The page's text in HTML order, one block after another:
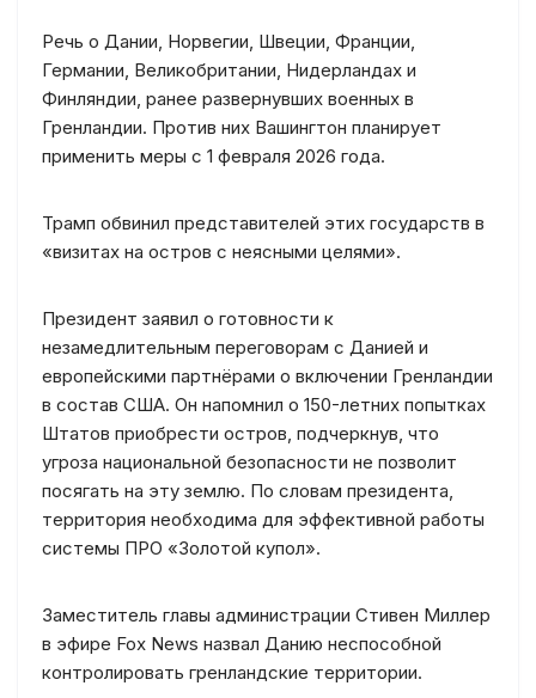
Речь о Дании, Норвегии, Швеции, Франции,
Германии, Великобритании, Нидерландах и
Финляндии, ранее развернувших военных в
Гренландии. Против них Вашингтон планирует
применить меры с 1 февраля 2026 года.
Трамп обвинил представителей этих государств в
«визитах на остров с неясными целями».
Президент заявил о готовности к
незамедлительным переговорам с Данией и
европейскими партнёрами о включении Гренландии
в состав США. Он напомнил о 150-летних попытках
Штатов приобрести остров, подчеркнув, что
угроза национальной безопасности не позволит
посягать на эту землю. По словам президента,
территория необходима для эффективной работы
системы ПРО «Золотой купол».
Заместитель главы администрации Стивен Миллер
в эфире Fox News назвал Данию неспособной
контролировать гренландские территории.